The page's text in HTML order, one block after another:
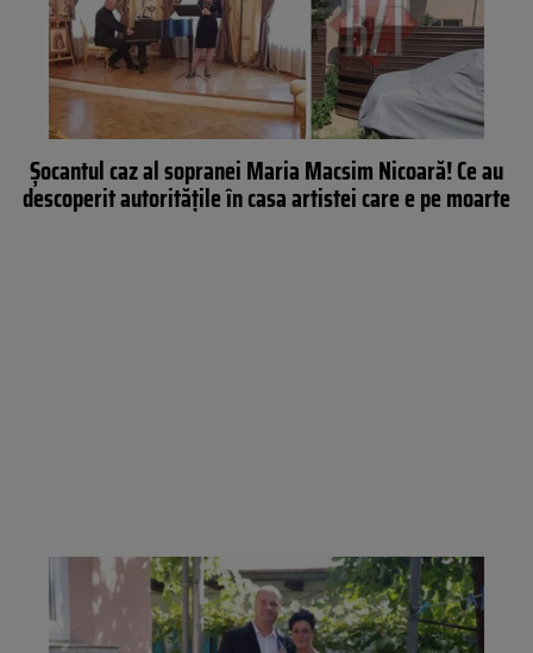
Şocantul caz al sopranei Maria Macsim Nicoară! Ce au
descoperit autorităţile în casa artistei care e pe moarte